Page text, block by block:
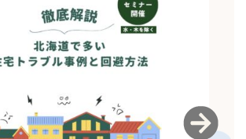
おうちづくりの相談会
オーダーカーテン
COMPANY